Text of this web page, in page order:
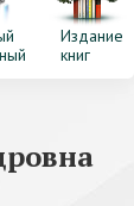
Издание
книг